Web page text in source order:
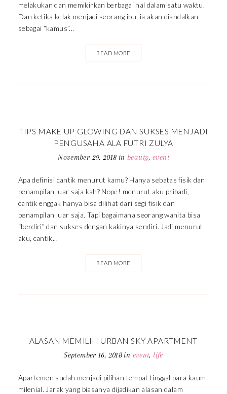
melakukan dan memikirkan berbagai hal dalam satu waktu.
Dan ketika kelak menjadi seorang ibu, ia akan diandalkan
sebagai “kamus”...
READ MORE
TIPS MAKE UP GLOWING DAN SUKSES MENJADI
PENGUSAHA ALA FUTRI ZULYA
November 29, 2018 in beauty, event
Apa definisi cantik menurut kamu? Hanya sebatas fisik dan
penampilan luar saja kah? Nope! menurut aku pribadi,
cantik enggak hanya bisa dilihat dari segi fisik dan
penampilan luar saja. Tapi bagaimana seorang wanita bisa
“berdiri” dan sukses dengan kakinya sendiri. Jadi menurut
aku, cantik...
READ MORE
ALASAN MEMILIH URBAN SKY APARTMENT
September 16, 2018 in event, life
Apartemen sudah menjadi pilihan tempat tinggal para kaum
milenial. Jarak yang biasanya dijadikan alasan dalam